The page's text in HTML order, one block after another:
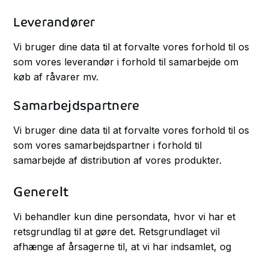
Leverandører
Vi bruger dine data til at forvalte vores forhold til os
som vores leverandør i forhold til samarbejde om
køb af råvarer mv.
Samarbejdspartnere
Vi bruger dine data til at forvalte vores forhold til os
som vores samarbejdspartner i forhold til
samarbejde af distribution af vores produkter.
Generelt
Vi behandler kun dine persondata, hvor vi har et
retsgrundlag til at gøre det. Retsgrundlaget vil
afhænge af årsagerne til, at vi har indsamlet, og